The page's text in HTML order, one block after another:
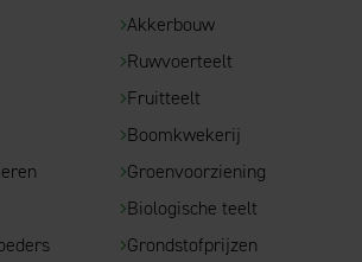
Akkerbouw
Ruwvoerteelt
Fruitteelt
Boomkwekerij
Groenvoorziening
Biologische teelt
Grondstofprijzen